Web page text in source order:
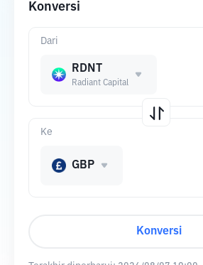
Konversi
Dari
RDNT
Radiant Capital
Ke
GBP
Konversi